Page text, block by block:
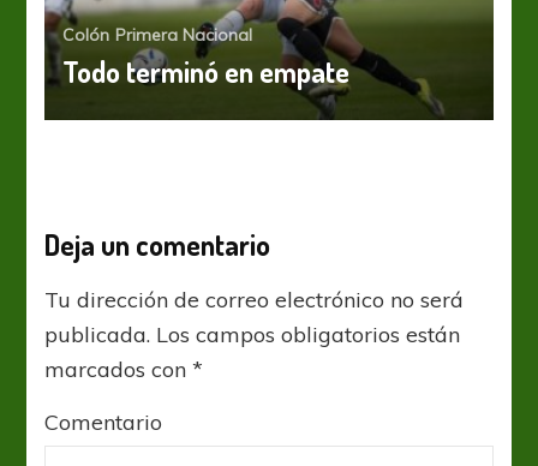
Colón Primera Nacional
Todo terminó en empate
Deja un comentario
Tu dirección de correo electrónico no será
publicada. Los campos obligatorios están
marcados con*
Comentario